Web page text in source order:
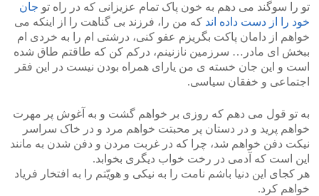
تو را سوگند می دهم به خون پاک تمام عزیزانی که در راه تو جان
خود را از دست داده اند که من را، فرزند بی گناهت را از اینکه می
خواهم از دامان پاکت بگریزم عفو کنی، درشتی ام را به خردی ام
ببخش ای مادر… سرزمین نازنینم، درکم کن که طاقتم طاق شده
است و این جان خسته ی من یارای همراه بودن نیست در این فقر
اجتماعی و خفقان سیاسی.
به تو قول می دهم که روزی بر خواهم گشت و به آغوش پر مهرت
خواهم پرید و در دستان پر محبتت خواهم مرد و در خاک سراسر
نیکت دفن خواهم شد، چرا که در غربت مردن و دفن شدن به مانند
این است که آدمی در رخت خواب دیگری بخوابد.
هر کجای این دنیا باشم نامت را به نیکی و هویّتم را به افتخار فریاد
خواهم کرد.